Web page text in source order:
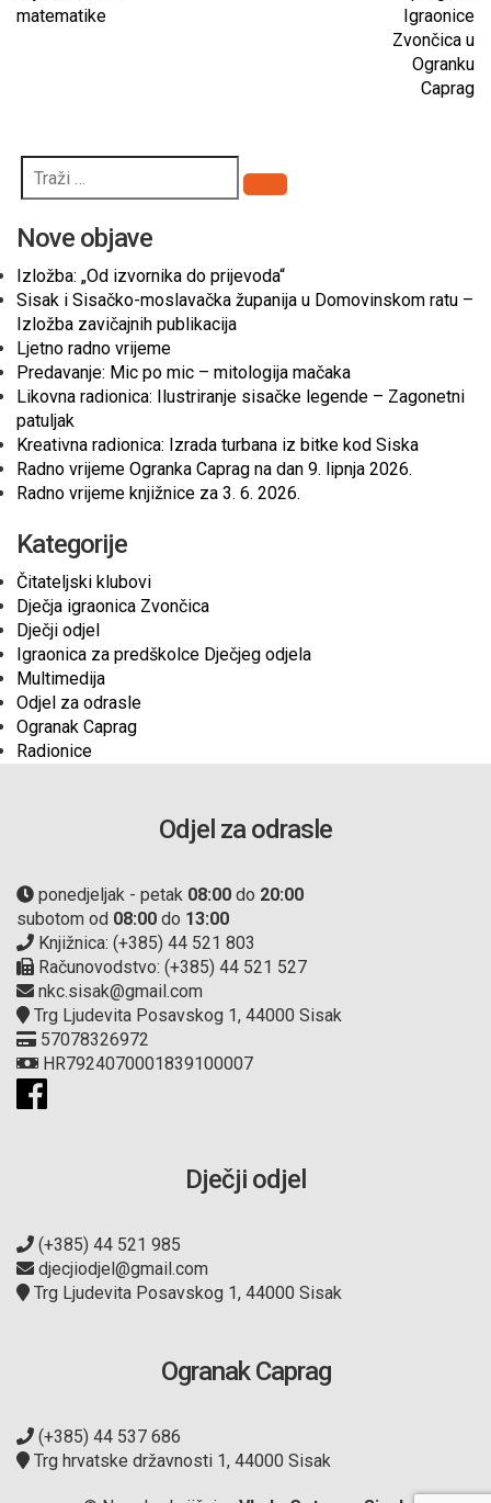
matematike
Igraonice
Zvončica u
Ogranku
Caprag
Pretraži
Nove objave
Izložba: „Od izvornika do prijevoda“
Sisak i Sisačko-moslavačka županija u Domovinskom ratu –
Izložba zavičajnih publikacija
Ljetno radno vrijeme
Predavanje: Mic po mic – mitologija mačaka
Likovna radionica: Ilustriranje sisačke legende – Zagonetni
patuljak
Kreativna radionica: Izrada turbana iz bitke kod Siska
Radno vrijeme Ogranka Caprag na dan 9. lipnja 2026.
Radno vrijeme knjižnice za 3. 6. 2026.
Kategorije
Čitateljski klubovi
Dječja igraonica Zvončica
Dječji odjel
Igraonica za predškolce Dječjeg odjela
Multimedija
Odjel za odrasle
Ogranak Caprag
Radionice
Odjel za odrasle
ponedjeljak - petak 08:00 do 20:00
subotom od 08:00 do 13:00
Knjižnica: (+385) 44 521 803
Računovodstvo: (+385) 44 521 527
nkc.sisak@gmail.com
Trg Ljudevita Posavskog 1, 44000 Sisak
57078326972
HR7924070001839100007
Dječji odjel
(+385) 44 521 985
djecjiodjel@gmail.com
Trg Ljudevita Posavskog 1, 44000 Sisak
Ogranak Caprag
(+385) 44 537 686
Trg hrvatske državnosti 1, 44000 Sisak